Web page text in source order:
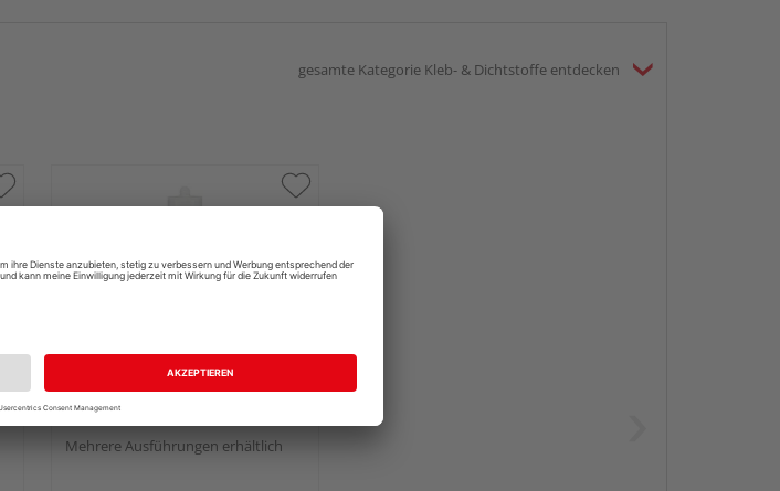
gesamte Kategorie Kleb- & Dichtstoffe entdecken
Beko Silicon neutral 310 ml
Mehrere Ausführungen erhältlich